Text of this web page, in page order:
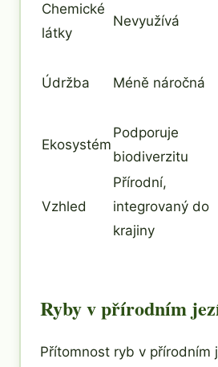
Chemické
látky
Nevyužívá
Údržba Méně náročná
Ekosystém
Podporuje
biodiverzitu
Vzhled
Přírodní,
integrovaný do
krajiny
Ryby v přírodním
Přítomnost ryb v přírodním